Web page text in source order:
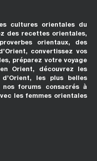
cultures orientales du
des recettes orientales,
orientaux, des
convertissez vos
préparez votre voyage
Orient, découvrez les
les plus belles
forums consacrés à
les femmes orientales